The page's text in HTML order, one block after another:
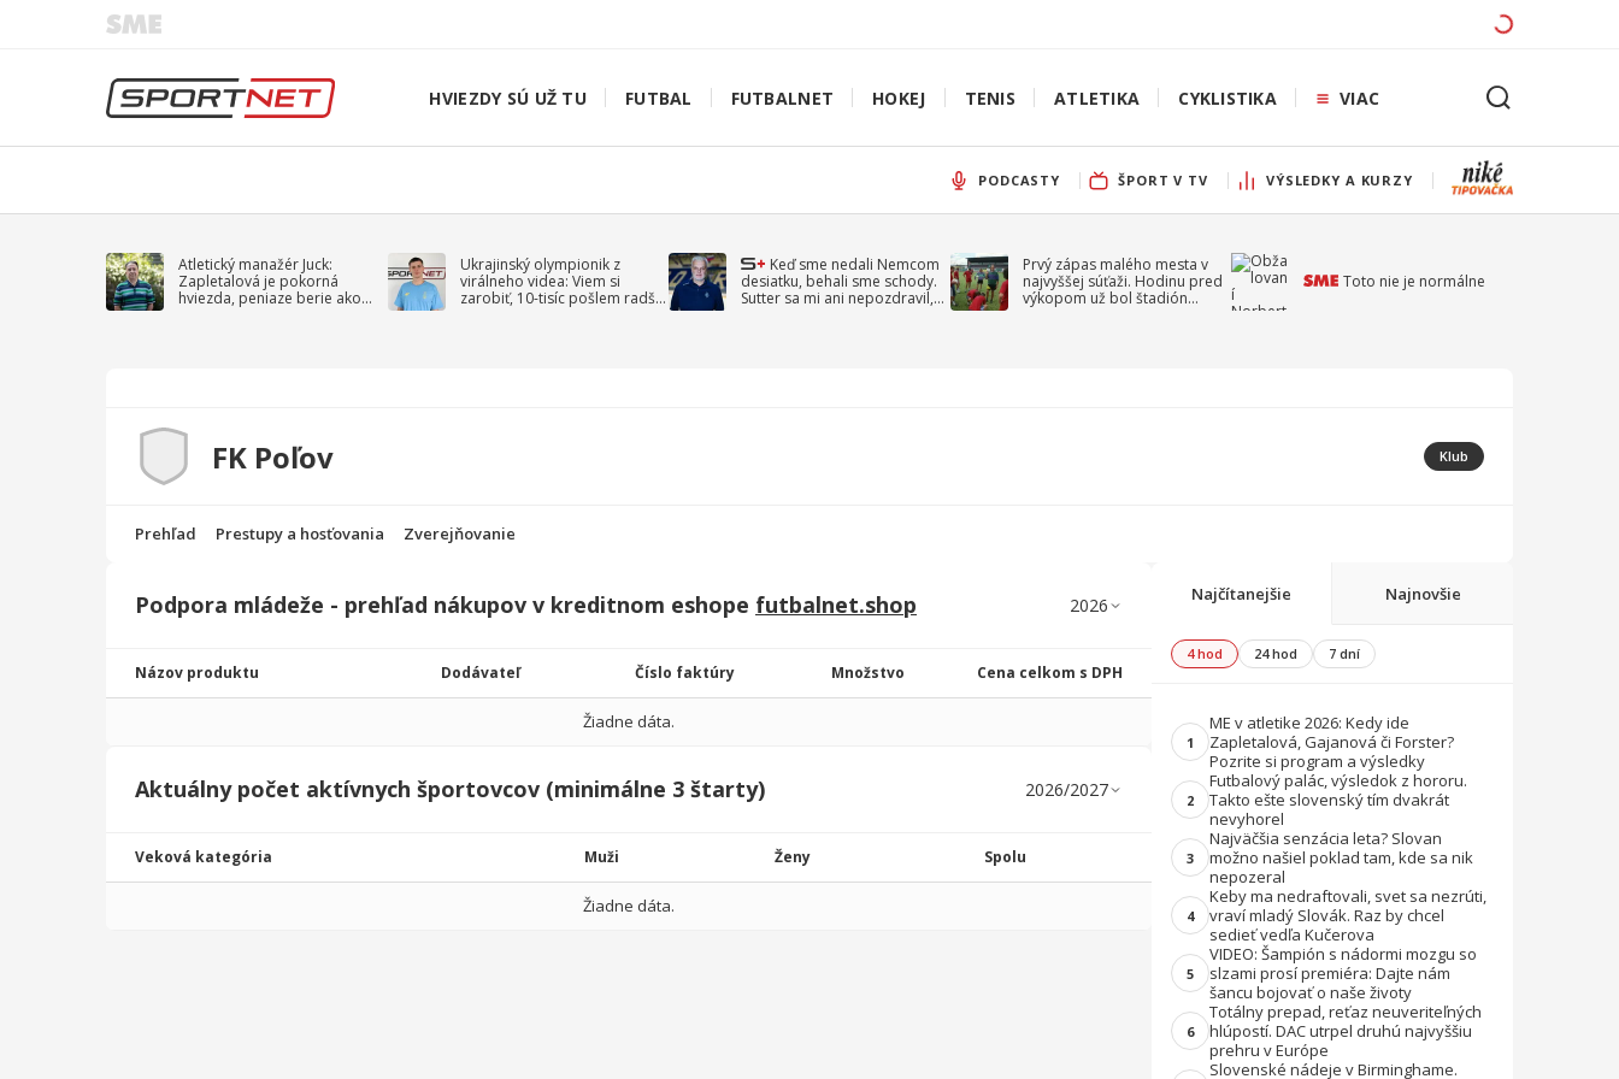
HVIEZDY SÚ UŽ TU FUTBAL FUTBALNET HOKEJ TENIS ATLETIKA CYKLISTIKA VIAC
PODCASTY ŠPORT V TV VÝSLEDKY A KURZY
Atletický manažér Juck:
Zapletalová je pokorná
hviezda, peniaze berie ako
Ukrajinský olympionik z
virálneho videa: Viem si
zarobiť, 10-tisíc pošlem radšej
Keď sme nedali Nemcom
desiatku, behali sme schody.
Sutter sa mi ani nepozdravil,
Prvý zápas malého mesta v
najvyššej súťaži. Hodinu pred
výkopom už bol štadión
Toto nie je normálne
FK Poľov Klub
Prehľad Prestupy a hosťovania Zverejňovanie
Podpora mládeže - prehľad nákupov v kreditnom eshope futbalnet.shop
Názov produktu Dodávateľ Číslo faktúry Množstvo Cena celkom s DPH
Žiadne dáta.
Aktuálny počet aktívnych športovcov (minimálne 3 štarty)
Veková kategória Muži Ženy Spolu
Žiadne dáta.
Najčítanejšie Najnovšie
4 hod 24 hod 7 dní
1
ME v atletike 2026: Kedy ide
Zapletalová, Gajanová či Forster?
Pozrite si program a výsledky
2
Futbalový palác, výsledok z hororu.
Takto ešte slovenský tím dvakrát
nevyhorel
3
Najväčšia senzácia leta? Slovan
možno našiel poklad tam, kde sa nik
nepozeral
4
Keby ma nedraftovali, svet sa nezrúti,
vraví mladý Slovák. Raz by chcel
sedieť vedľa Kučerova
5
VIDEO: Šampión s nádormi mozgu so
slzami prosí premiéra: Dajte nám
šancu bojovať o naše životy
6
Totálny prepad, reťaz neuveriteľných
hlúpostí. DAC utrpel druhú najvyššiu
prehru v Európe
Slovenské nádeje v Birminghame.